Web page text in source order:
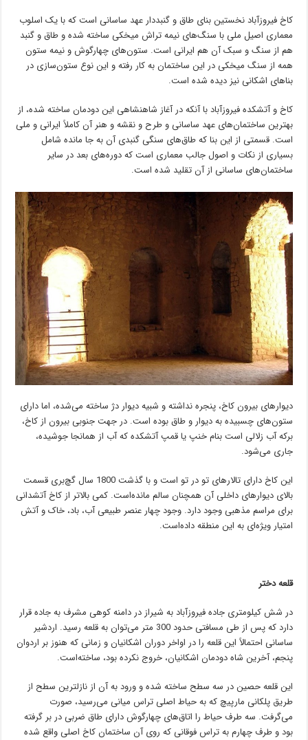
کاخ فیروزآباد نخستین بنای طاق و گنبددار عهد ساسانی است که با یک اسلوب
معماری اصیل ملی با سنگ‌های نیمه تراش میخکی ساخته شده و طاق و گنبد
هم از سنگ و سبک آن هم ایرانی است. ستون‌های چهارگوش و نیمه ستون
همه از سنگ میخکی در این ساختمان به کار رفته و این نوع ستون‌سازی در
بناهای اشکانی نیز دیده شده است.
کاخ و آتشکده فیروزآباد با آنکه در آغاز شاهنشاهی این دودمان ساخته شده، از
بهترین ساختمان‌های عهد ساسانی و طرح و نقشه و هنر آن کاملاً ایرانی و ملی
است. قسمتی از این بنا که طاق‌های سنگی گنبدی آن به جا مانده شامل
بسیاری از نکات و اصول جالب معماری است که دوره‌های بعد در سایر
ساختمان‌های ساسانی از آن تقلید شده است.
دیوارهای بیرون کاخ، پنجره نداشته و شبیه دیوار دژ ساخته می‌شده، اما دارای
ستون‌های چسبیده به دیوار و طاق بوده است. در جهت جنوبی بیرون از کاخ،
برکه آب زلالی است بنام خنپ یا قمپ آتشکده که آب از همانجا جوشیده،
جاری می‌شود.
این کاخ دارای تالارهای تو در تو است و با گذشت 1800 سال گچ‌بری قسمت
بالای دیوارهای داخلی آن همچنان سالم مانده‌است. کمی بالاتر از کاخ آتشدانی
برای مراسم مذهبی وجود دارد. وجود چهار عنصر طبیعی آب، باد، خاک و آتش
امتیار ویژه‌ای به این منطقه داده‌است.
قلعه دختر
در شش کیلومتری جاده فیروزآباد به شیراز در دامنه کوهی مشرف به جاده قرار
دارد که پس از طی مسافتی حدود 300 متر می‌توان به قلعه رسید. اردشیر
ساسانی احتمالاً این قلعه را در اواخر دوران اشکانیان و زمانی که هنوز بر اردوان
پنجم، آخرین شاه دودمان اشکانیان، خروج نکرده بود، ساخته‌است.
این قلعه حصین در سه سطح ساخته شده و ورود به آن از نازلترین سطح از
طریق پلکانی مارپیچ که به حیاط اصلی تراس میانی می‌رسید، صورت
می‌گرفت. سه طرف حیاط را اتاق‌های چهارگوش دارای طاق ضربی در بر گرفته
بود و طرف چهارم به تراس فوقانی که روی آن ساختمان کاخ اصلی واقع شده